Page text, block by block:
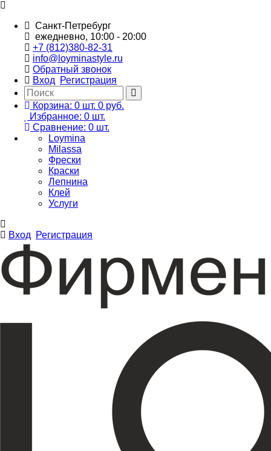
Санкт-Петребург
ежедневно, 10:00 - 20:00
+7 (812)380-82-31
info@loyminastyle.ru
Обратный звонок
Вход
Регистрация
Корзина: 0 шт. 0 руб.
Избранное: 0 шт.
Сравнение: 0 шт.
Loymina
Milassa
Фрески
Краски
Лепнина
Клей
Услуги
Вход Регистрация